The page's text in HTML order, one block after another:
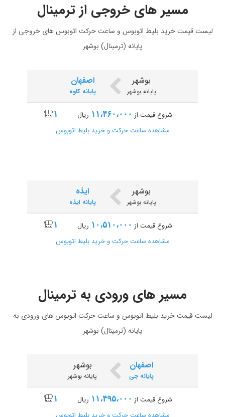
مسیر های خروجی از ترمینال
لیست قیمت خرید بلیط اتوبوس و ساعت حرکت اتوبوس های خروجی از
پایانه (ترمینال) بوشهر
بوشهر
پایانه بوشهر
اصفهان
پایانه کاوه
شروع قیمت از ۱۱،۴۶۰،۰۰۰ ریال ۱
مشاهده ساعت حرکت و خرید بلیط اتوبوس
بوشهر
پایانه بوشهر
ایذه
پایانه ایذه
شروع قیمت از ۱۰،۵۱۰،۰۰۰ ریال ۱
مشاهده ساعت حرکت و خرید بلیط اتوبوس
بوشهر
پایانه بوشهر
بندرعباس
پایانه خلیج فارس
شروع قیمت از ۱۲،۳۰۰،۰۰۰ ریال
بوشهر تهران
مسیر های ورودی به ترمینال
لیست قیمت خرید بلیط اتوبوس و ساعت حرکت اتوبوس های ورودی به
پایانه (ترمینال) بوشهر
اصفهان
پایانه جی
بوشهر
پایانه بوشهر
شروع قیمت از ۱۱،۴۹۵،۰۰۰ ریال ۱